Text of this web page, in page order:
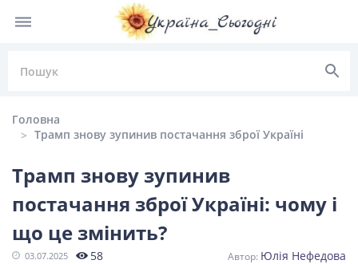
НОВИНИ УКРАЇНИ
Головні
новини
Політика
Головна
Трамп знову зупинив постачання зброї Україні
Трамп знову зупинив
постачання зброї Україні: чому і
що це змінить?
03.07.2025 58 Юлія Нефедова